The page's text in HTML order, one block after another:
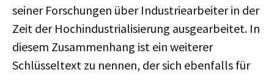
seiner Forschungen über Industriearbeiter in der
Zeit der Hochindustrialisierung ausgearbeitet. In
diesem Zusammenhang ist ein weiterer
Schlüsseltext zu nennen, der sich ebenfalls für